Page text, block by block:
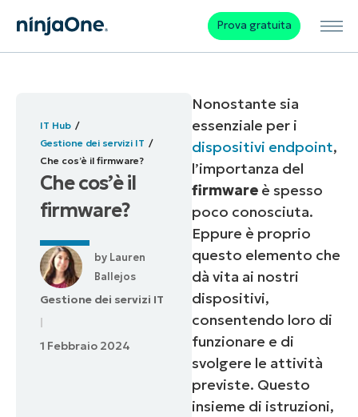
Prova gratuita
IT Hub
Gestione dei servizi IT
Che cos’è il firmware?
Che cos’è il
firmware?
byLauren
Ballejos
Gestione dei servizi IT
1 Febbraio 2024
Nonostante sia
essenziale per i
dispositivi endpoint,
l’importanza del
firmware è spesso
poco conosciuta.
Eppure è proprio
questo elemento che
dà vita ai nostri
dispositivi,
consentendo loro di
funzionare e di
svolgere le attività
previste. Questo
insieme di istruzioni,